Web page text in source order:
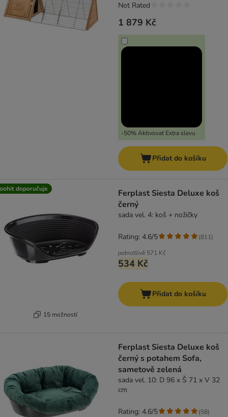
1 879 Kč
-50% Aktivovat Extra slevu
Not Rated
Přidat do košíku
doporučuje
15 možností
Ferplast Siesta Deluxe koš
černý
sada vel. 4: koš + nožičky
jednotlivě 571 Kč
534 Kč
Rating: 4.6/5 (811)
Přidat do košíku
Ferplast Siesta Deluxe koš
černý s potahem Sofa,
sametově zelená
sada vel. 10: D 96 x Š 71 x V 32
cm
Rating: 4.6/5 (58)